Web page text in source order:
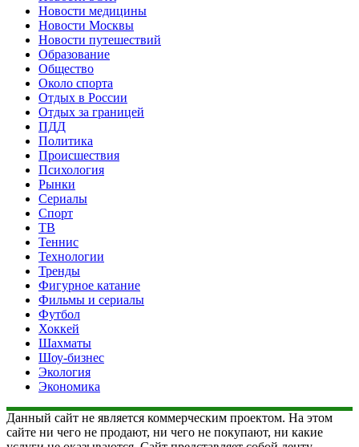
Новости медицины
Новости Москвы
Новости путешествий
Образование
Общество
Около спорта
Отдых в России
Отдых за границей
ПДД
Политика
Происшествия
Психология
Рынки
Сериалы
Спорт
ТВ
Теннис
Технологии
Тренды
Фигурное катание
Фильмы и сериалы
Футбол
Хоккей
Шахматы
Шоу-бизнес
Экология
Экономика
Данный сайт не является коммерческим проектом. На этом
сайте ни чего не продают, ни чего не покупают, ни какие